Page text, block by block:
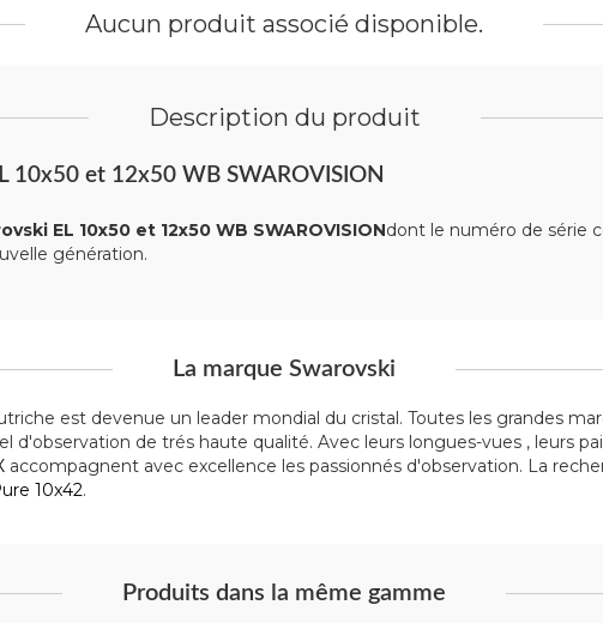
Description du produit
et 12x50 WB SWAROVISION
EL 10x50 et 12x50 WB SWAROVISIONdont le numéro de série
génération.
La marque Swarovski
est devenue un leader mondial du cristal. Toutes les grandes
d'observation de trés haute qualité. Avec leurs longues-vues , leurs
accompagnent avec excellence les passionnés d'observation. La
10x42.
Produits dans la même gamme
Aucun produit associé disponible.